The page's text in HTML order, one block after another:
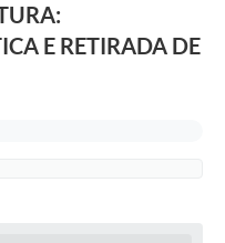
E RETIRADA DE